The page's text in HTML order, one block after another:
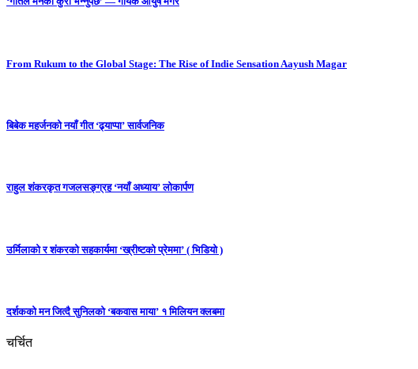
From Rukum to the Global Stage: The Rise of Indie Sensation Aayush Magar
बिबेक महर्जनको नयाँ गीत ‘ढ्याप्पा’ सार्वजनिक
राहुल शंकरकृत गजलसङ्ग्रह ‘नयाँ अध्याय’ लोकार्पण
उर्मिलाको र शंकरको सहकार्यमा ‘ख्रीष्टको प्रेममा’ ( भिडियो )
दर्शकको मन जित्दै सुनिलको ‘बकवास माया’ १ मिलियन क्लबमा
चर्चित